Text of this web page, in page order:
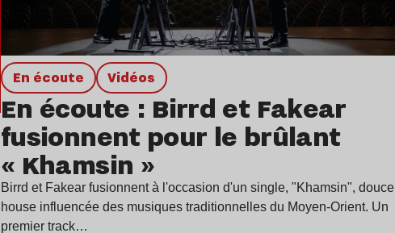
en écoute Vidéos
En écoute : Birrd et Fakear
fusionnent pour le brûlant
« Khamsin »
Birrd et Fakear fusionnent à l'occasion d'un single, "Khamsin", douce
house influencée des musiques traditionnelles du Moyen-Orient. Un
premier track…